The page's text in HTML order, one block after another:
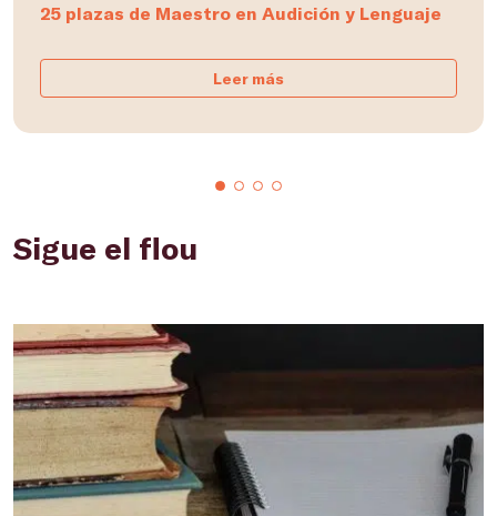
25 plazas de Maestro en Audición y Lenguaje
Leer más
Sigue el flou